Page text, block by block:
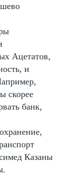
Ацетатов,
и
скорее
банк,
Казаны